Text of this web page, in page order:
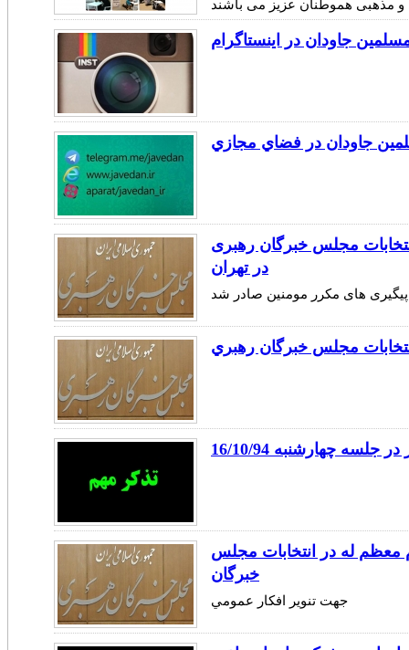
جاودان در اينستاگرام
جاودان در فضاي مجازي
انتخابات مجلس خبرگان رهبری
در تهران
های مکرر مومنین صادر شد
مجلس خبرگان رهبري
چهارشنبه 16/10/94
معظم له در انتخابات مجلس
خبرگان
جهت تنوير افكار عمومي